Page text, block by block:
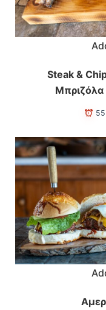
Steak &
Μπριζόλα